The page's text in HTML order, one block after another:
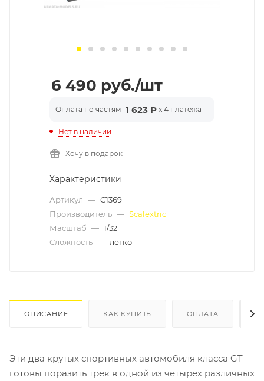
6 490 руб./шт
Оплата по частям 1 623 Р x 4 платежа
Нет в наличии
Хочу в подарок
Характеристики
Артикул — C1369
Производитель — Scalextric
Масштаб — 1/32
Сложность — легко
ОПИСАНИЕ КАК КУПИТЬ ОПЛАТА
Эти два крутых спортивных автомобиля класса GT
готовы поразить трек в одной из четырех различных